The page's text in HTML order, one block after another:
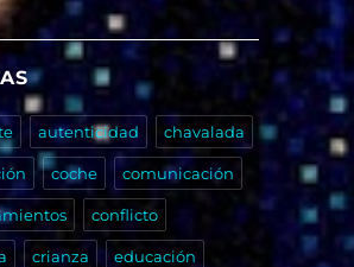
autenticidad chavalada
coche comunicación
conflicto
crianza educación